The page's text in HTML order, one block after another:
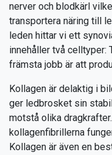
nerver och blodkärl
transportera näring till
leden hittar vi ett
innehåller två celltyper:
främsta jobb är att
Kollagen är delaktig i
ger ledbrosket sin
motstå olika
kollagenfibrillerna
Kollagen är även en